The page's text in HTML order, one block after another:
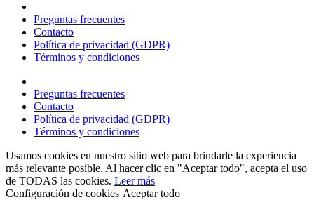
Preguntas frecuentes
Contacto
Política de privacidad (GDPR)
Términos y condiciones
Preguntas frecuentes
Contacto
Política de privacidad (GDPR)
Términos y condiciones
Usamos cookies en nuestro sitio web para brindarle la experiencia
más relevante posible. Al hacer clic en "Aceptar todo", acepta el uso
de TODAS las cookies. Leer más
Configuración de cookies Aceptar todo